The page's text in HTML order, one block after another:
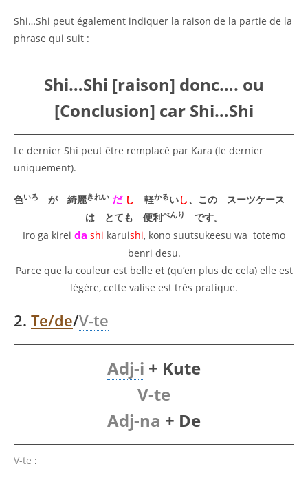
Shi…Shi peut également indiquer la raison de la partie de la
phrase qui suit :
Shi…Shi [raison] donc…. ou
[Conclusion] car Shi…Shi
Le dernier Shi peut être remplacé par Kara (le dernier
uniquement).
色いろ が 綺麗きれい だ し 軽かるいし、この スーツケース
は とても 便利べんり
です。
Iro ga kirei da shi karuishi, kono suutsukeesu wa totemo
benri desu.
Parce que la couleur est belle et (qu’en plus de cela) elle est
légère, cette valise est très pratique.
2. Te/de/V-te
Adj-i + Kute
V-te
Adj-na + De
V-te :